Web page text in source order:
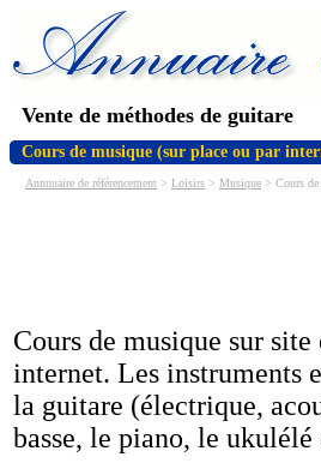
Vente de méthodes de guitare
Cours de musique (sur place ou par
Annnuaire de référencement > Loisirs > Musique > Cours
Cours de musique sur site
internet. Les instruments
la guitare (électrique,
basse, le piano, le ukulélé